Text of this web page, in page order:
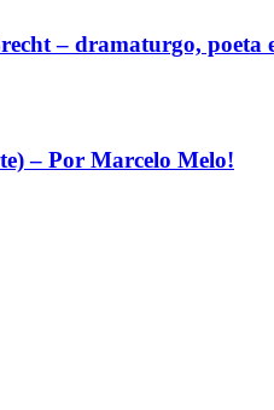
– dramaturgo, poeta
– Por Marcelo Melo!